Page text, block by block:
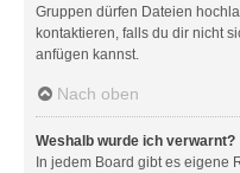
Gruppen dürfen Dateien
kontaktieren, falls du dir nicht
anfügen kannst.
Nach oben
Weshalb wurde ich verwarnt?
In jedem Board gibt es eigene